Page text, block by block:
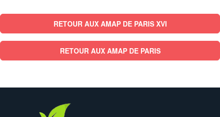
RETOUR AUX AMAP DE PARIS XVI
RETOUR AUX AMAP DE PARIS